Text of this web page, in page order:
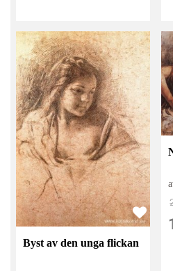
Byst av den unga flickan